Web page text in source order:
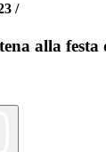
/
alla festa